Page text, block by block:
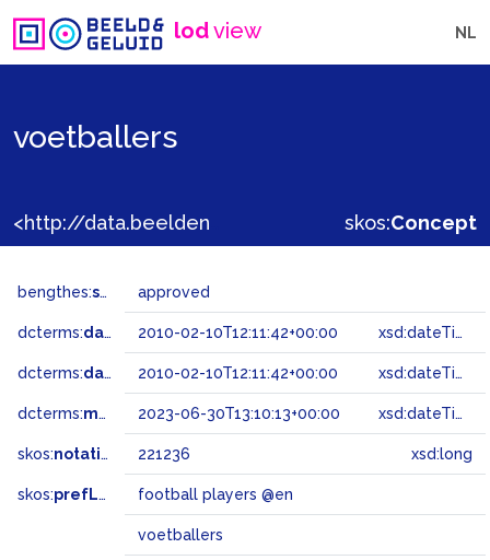
lodview NL
voetballers
skos:Concept
bengthes:status approved
dcterms:dateAccepted 2010-02-10T12:11:42+00:00 xsd:dateTime
dcterms:dateSubmitted 2010-02-10T12:11:42+00:00 xsd:dateTime
dcterms:modified 2023-06-30T13:10:13+00:00 xsd:dateTime
skos:notation 221236 xsd:long
skos:prefLabel football players @en
voetballers